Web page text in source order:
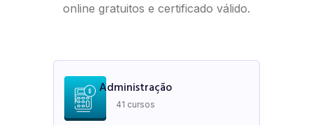
online gratuitos e certificado válido.
Administração
41 cursos